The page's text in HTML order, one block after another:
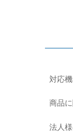
対応
商品
法人